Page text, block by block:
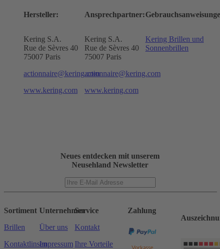
Hersteller:
Kering S.A.
Rue de Sèvres 40
75007 Paris
actionnaire@kering.com
www.kering.com
Ansprechpartner:
Kering S.A.
Rue de Sèvres 40
75007 Paris
actionnaire@kering.com
www.kering.com
Kering Brillen und
Sonnenbrillen
Neues entdecken mit unserem
Neusehland Newsletter
Sortiment
Brillen
Kontaktlinsen
Unternehmen
Über uns
Impressum
Service
Kontakt
Ihre Vorteile
Zahlung